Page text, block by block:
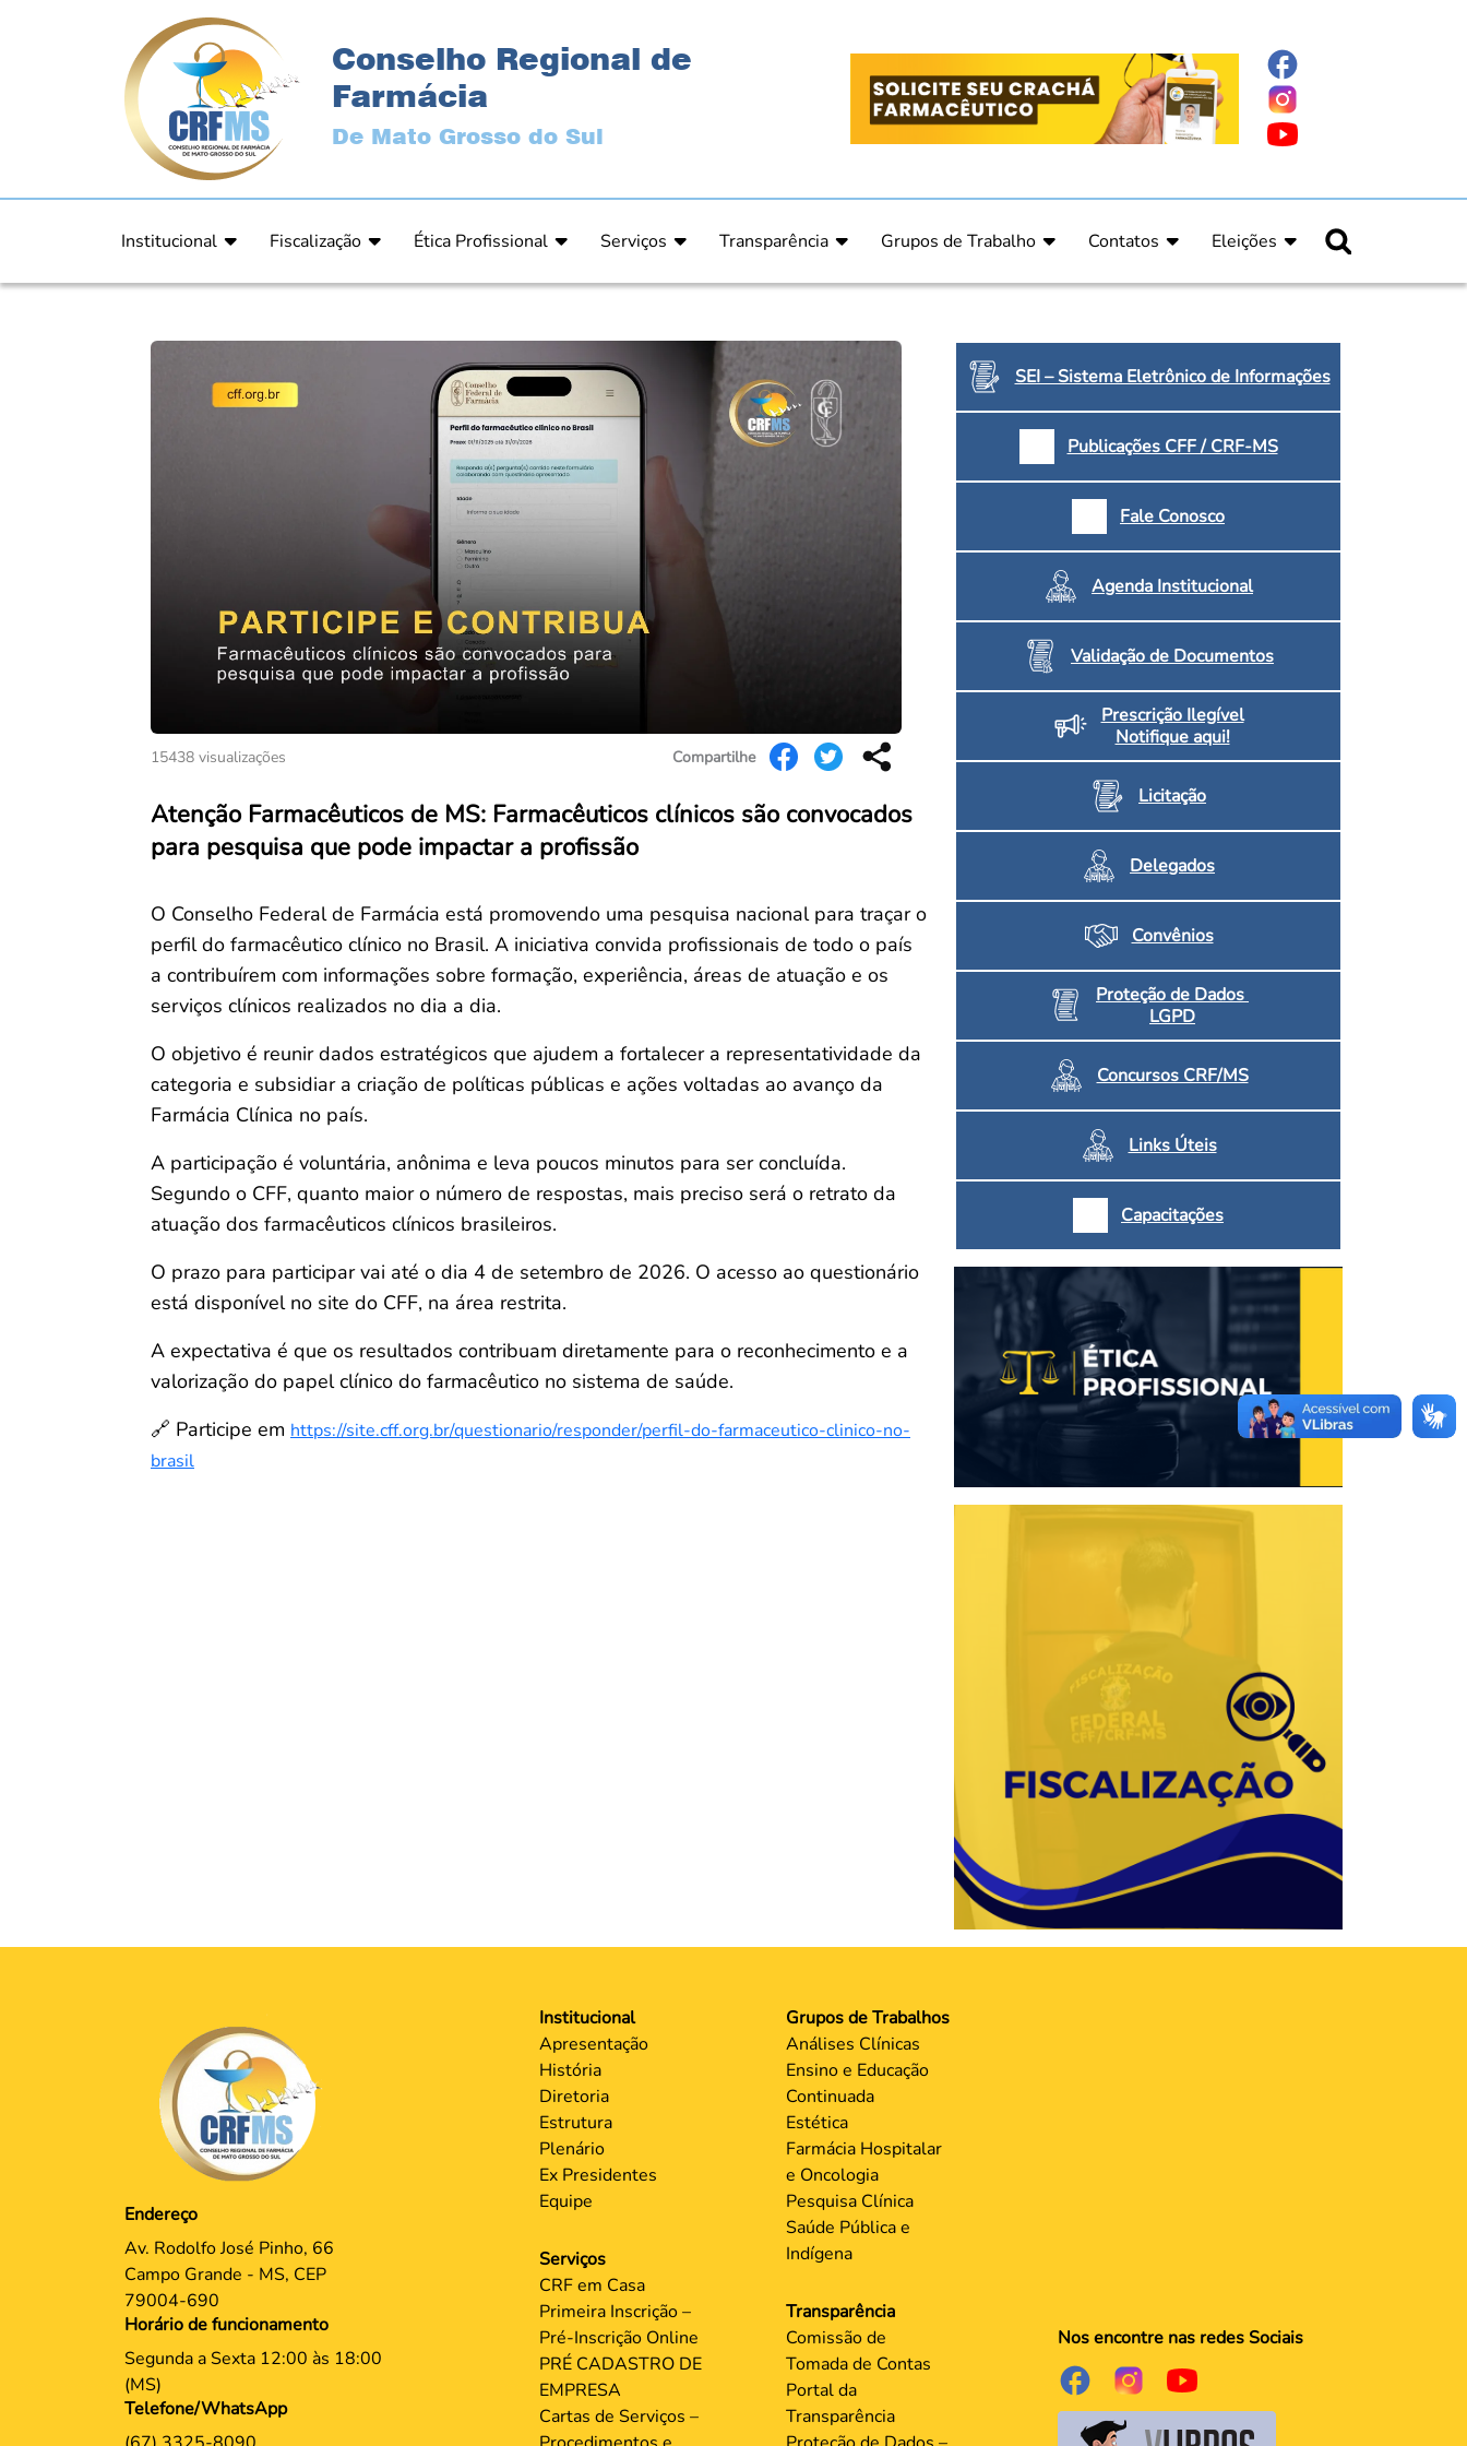
Conselho Regional de
Farmácia
De Mato Grosso do Sul
Institucional
Estrutura
Fiscalização
Orientação
Relatórios
Ética Profissional
Comunicado de Julgamento
Resultado de Julgamento / Acórdão
Relatório Comissão de Ética CRFMS
Serviços
Cartas de Serviços – Procedimentos e formulários
Prazos de Processos Secretaria
Orientações Técnicas
Dúvidas Frequentes
Convenção Coletiva 2025/2026 – Piso salarial Farmácias e Drogaria
Consulta de Farmacêuticos e Estabelecimentos Inscritos no CRF/MS
Transparência
Proteção de Dados – LGPD
Grupos de Trabalho
Estética
Farmácia Hospitalar e Oncologia
Pesquisa Clínica
Saúde Pública e Indígena
Contatos
Eleições
Candidatos
15438 visualizações Compartilhe
Atenção Farmacêuticos de MS: Farmacêuticos clínicos são convocados
para pesquisa que pode impactar a profissão
O Conselho Federal de Farmácia está promovendo uma pesquisa nacional para traçar o
perfil do farmacêutico clínico no Brasil. A iniciativa convida profissionais de todo o país
a contribuírem com informações sobre formação, experiência, áreas de atuação e os
serviços clínicos realizados no dia a dia.
O objetivo é reunir dados estratégicos que ajudem a fortalecer a representatividade da
categoria e subsidiar a criação de políticas públicas e ações voltadas ao avanço da
Farmácia Clínica no país.
A participação é voluntária, anônima e leva poucos minutos para ser concluída.
Segundo o CFF, quanto maior o número de respostas, mais preciso será o retrato da
atuação dos farmacêuticos clínicos brasileiros.
O prazo para participar vai até o dia 4 de setembro de 2026. O acesso ao questionário
está disponível no site do CFF, na área restrita.
A expectativa é que os resultados contribuam diretamente para o reconhecimento e a
valorização do papel clínico do farmacêutico no sistema de saúde.
🔗 Participe em https://site.cff.org.br/questionario/responder/perfil-do-farmaceutico-clinico-no-
brasil
SEI – Sistema Eletrônico de Informações
Publicações CFF / CRF-MS
Fale Conosco
Agenda Institucional
Validação de Documentos
Prescrição Ilegível
Notifique aqui!
Licitação
Delegados
Convênios
Proteção de Dados
LGPD
Concursos CRF/MS
Links Úteis
Capacitações
Endereço
Av. Rodolfo José Pinho, 66
Campo Grande - MS, CEP
79004-690
Horário de funcionamento
Segunda a Sexta 12:00 às 18:00
(MS)
Telefone/WhatsApp
Institucional
Apresentação
História
Diretoria
Estrutura
Plenário
Ex Presidentes
Equipe
Serviços
CRF em Casa
Primeira Inscrição –
Pré-Inscrição Online
PRÉ CADASTRO DE
EMPRESA
Cartas de Serviços –
Grupos de Trabalhos
Análises Clínicas
Ensino e Educação
Continuada
Estética
Farmácia Hospitalar
e Oncologia
Pesquisa Clínica
Saúde Pública e
Indígena
Transparência
Comissão de
Tomada de Contas
Portal da
Transparência
Nos encontre nas redes Sociais